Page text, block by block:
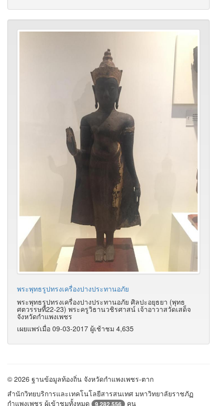
พระพุทธรูปทรงเครื่องปางประทานอภัย
พระพุทธรูปทรงเครื่องปางประทานอภัย ศิลปะอยุธยา (พุทธ
ศตวรรษที่22-23) พระครูวิธานวชิรศาสน์ เจ้าอาวาสวัดเสด็จ
จังหวัดกำแพงเพชร
เผยแพร่เมื่อ 09-03-2017 ผู้เช้าชม 4,635
© 2026 ฐานข้อมูลท้องถิ่น จังหวัดกำแพงเพชร-ตาก
สำนักวิทยบริการและเทคโนโลยีสารสนเทศ มหาวิทยาลัยราชภัฏ
กำแพงเพชร ผู้เข้าชมทั้งหมด
9,282,556 คน